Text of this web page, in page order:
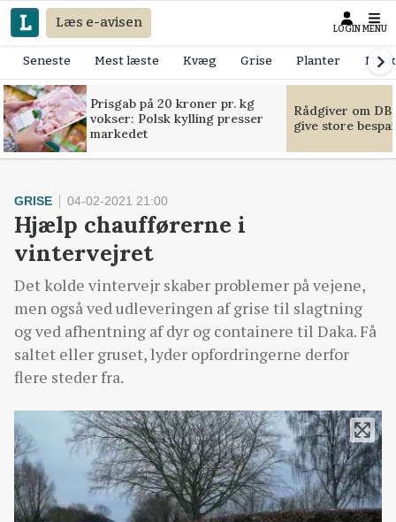
Læs e-avisen LOGIN MENU
Seneste Mest læste Kvæg Grise Planter
Prisgab på 20 kroner pr. kg
vokser: Polsk kylling presser
markedet
Rådgiver om
give store
GRISE 04-02-2021 21:00
Hjælp chaufførerne i
vintervejret
Det kolde vintervejr skaber problemer på vejene,
men også ved udleveringen af grise til slagtning
og ved afhentning af dyr og containere til Daka. Få
saltet eller gruset, lyder opfordringerne derfor
flere steder fra.